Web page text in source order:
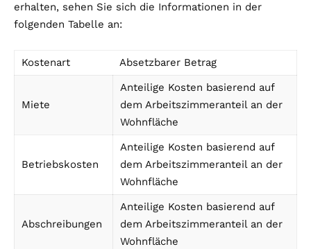
erhalten, sehen Sie sich die Informationen in der
folgenden Tabelle an:
Kostenart Absetzbarer Betrag
Miete
Anteilige Kosten basierend auf
dem Arbeitszimmeranteil an der
Wohnfläche
Betriebskosten
Anteilige Kosten basierend auf
dem Arbeitszimmeranteil an der
Wohnfläche
Abschreibungen
Anteilige Kosten basierend auf
dem Arbeitszimmeranteil an der
Wohnfläche